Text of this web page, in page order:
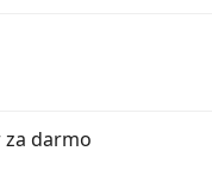
za darmo